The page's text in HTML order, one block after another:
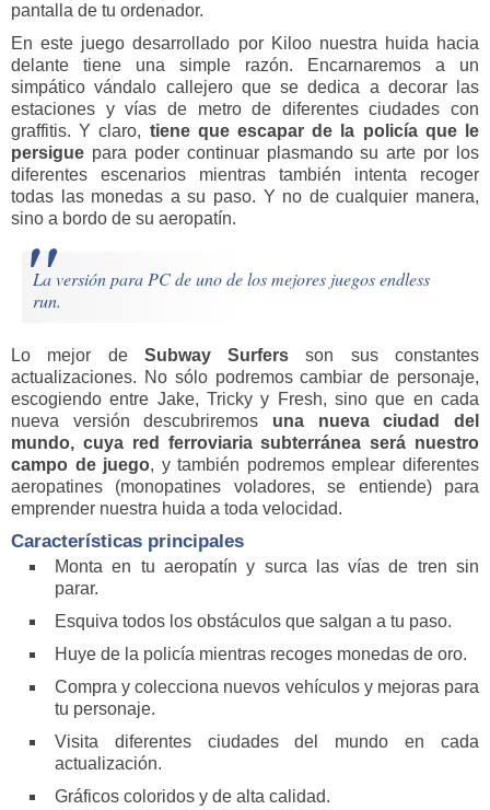
pantalla de tu ordenador.
En este juego desarrollado por Kiloo nuestra huida hacia
delante tiene una simple razón. Encarnaremos a un
simpático vándalo callejero que se dedica a decorar las
estaciones y vías de metro de diferentes ciudades con
graffitis. Y claro, tiene que escapar de la policía que le
persigue para poder continuar plasmando su arte por los
diferentes escenarios mientras también intenta recoger
todas las monedas a su paso. Y no de cualquier manera,
sino a bordo de su aeropatín.
La versión para PC de uno de los mejores juegos endless
run.
Lo mejor de Subway Surfers son sus constantes
actualizaciones. No sólo podremos cambiar de personaje,
escogiendo entre Jake, Tricky y Fresh, sino que en cada
nueva versión descubriremos una nueva ciudad del
mundo, cuya red ferroviaria subterránea será nuestro
campo de juego, y también podremos emplear diferentes
aeropatines (monopatines voladores, se entiende) para
emprender nuestra huida a toda velocidad.
Características principales
Monta en tu aeropatín y surca las vías de tren sin
parar.
Esquiva todos los obstáculos que salgan a tu paso.
Huye de la policía mientras recoges monedas de oro.
Compra y colecciona nuevos vehículos y mejoras para
tu personaje.
Visita diferentes ciudades del mundo en cada
actualización.
Gráficos coloridos y de alta calidad.